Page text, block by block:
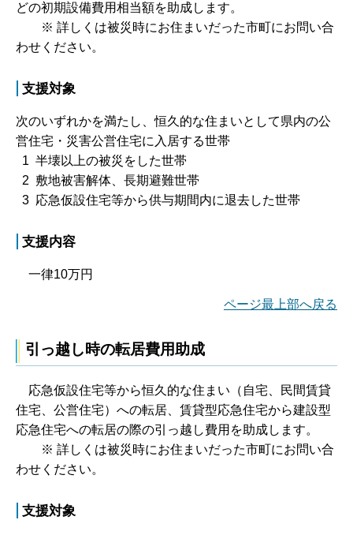
どの初期設備費用相当額を助成します。
※ 詳しくは被災時にお住まいだった市町にお問い合
わせください。
支援対象
次のいずれかを満たし、恒久的な住まいとして県内の公
営住宅・災害公営住宅に入居する世帯
1 半壊以上の被災をした世帯
2 敷地被害解体、長期避難世帯
3 応急仮設住宅等から供与期間内に退去した世帯
支援内容
一律10万円
ページ最上部へ戻る
引っ越し時の転居費用助成
応急仮設住宅等から恒久的な住まい（自宅、民間賃貸
住宅、公営住宅）への転居、賃貸型応急住宅から建設型
応急住宅への転居の際の引っ越し費用を助成します。
※ 詳しくは被災時にお住まいだった市町にお問い合
わせください。
支援対象